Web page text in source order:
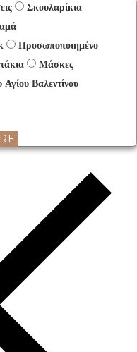
Σκουλαρίκια
Προσωποποιημένο
Μάσκες
Βαλεντίνου